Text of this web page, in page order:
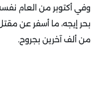
من ألف آخرين بجروح.